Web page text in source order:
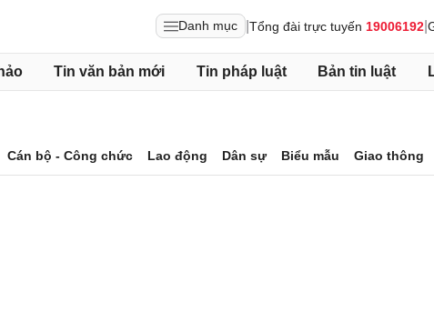
Danh mục Tổng đài trực tuyến 19006192
Tin văn bản mới Tin pháp luật Bản tin luật
Cán bộ - Công chức Lao động Dân sự Biểu mẫu Giao thông